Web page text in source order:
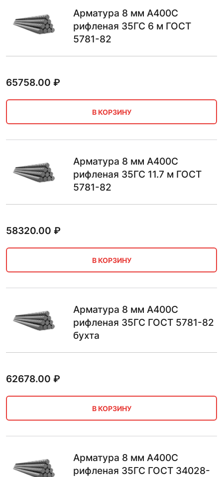
Арматура 8 мм А400С
рифленая 35ГС 6 м ГОСТ
5781-82
65758.00 ₽
В КОРЗИНУ
Арматура 8 мм А400С
рифленая 35ГС 11.7 м ГОСТ
5781-82
58320.00 ₽
В КОРЗИНУ
Арматура 8 мм А400С
рифленая 35ГС ГОСТ 5781-82
бухта
62678.00 ₽
В КОРЗИНУ
Арматура 8 мм А400С
рифленая 35ГС ГОСТ 34028-